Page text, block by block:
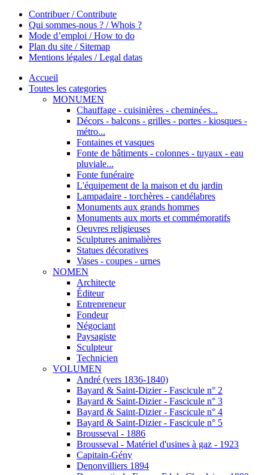
Contribuer / Contribute
Qui sommes-nous ? / Whois ?
Mode d’emploi / How to do
Plan du site / Sitemap
Mentions légales / Legal datas
Accueil
Toutes les categories
MONUMEN
Chauffage - cuisinières - cheminées...
Décors - balcons - grilles - portes - kiosques -
métro...
Fontaines et vasques
Fonte de bâtiments - colonnes - tuyaux - eau
pluviale...
Fonte funéraire
L'équipement de la maison et du jardin
Lampadaire - torchères - candélabres
Monuments aux grands hommes
Monuments aux morts et commémoratifs
Oeuvres religieuses
Sculptures animalières
Statues décoratives
Vases - coupes - urnes
NOMEN
Architecte
Éditeur
Entrepreneur
Fondeur
Négociant
Paysagiste
Sculpteur
Technicien
VOLUMEN
André (vers 1836-1840)
Bayard & Saint-Dizier - Fascicule n° 2
Bayard & Saint-Dizier - Fascicule n° 3
Bayard & Saint-Dizier - Fascicule n° 4
Bayard & Saint-Dizier - Fascicule n° 5
Brousseval - 1886
Brousseval - Matériel d'usines à gaz - 1923
Capitain-Gény
Denonvilliers 1894